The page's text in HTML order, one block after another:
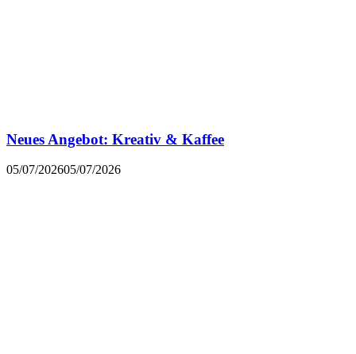
Neues Angebot: Kreativ & Kaffee
05/07/202605/07/2026